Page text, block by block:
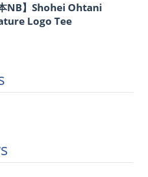
本NB】Shohei Ohtani
Logo Tee